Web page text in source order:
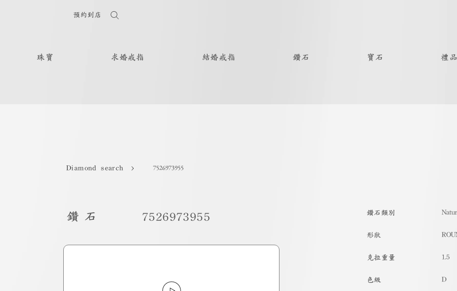
預約到店
珠寶 求婚戒指 結婚戒指 鑽石 寶石 禮品
Diamond search 7526973955
7526973955
鑽石 ​鑽石類別
形狀
克拉重量 1.5
色級 D